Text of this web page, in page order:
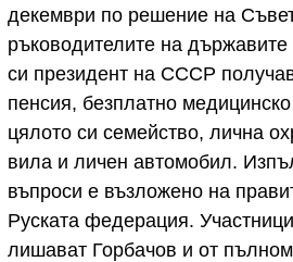
декември по решение на
ръководителите на
си президент на СССР
пенсия, безплатно
цялото си семейство, лична
вила и личен автомобил.
въпроси е възложено на
Руската федерация.
лишават Горбачов и от